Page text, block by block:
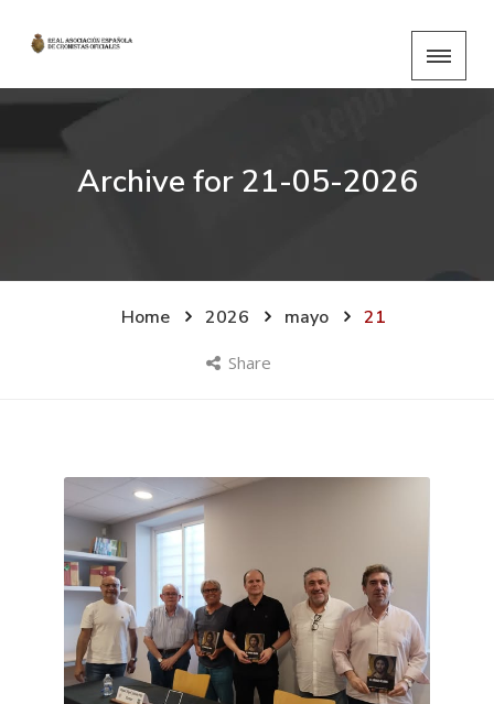
Archive for 21-05-2026
Home 2026 mayo 21
Share